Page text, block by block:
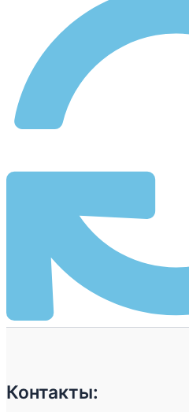
Контакты: